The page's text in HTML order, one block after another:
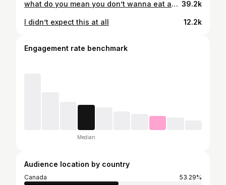
what do you mean you don’t wanna eat an entire rotisserie chicken? 39.2k
I didn’t expect this at all 12.2k
Engagement rate benchmark
Median
Audience location by country
Canada
53.29%